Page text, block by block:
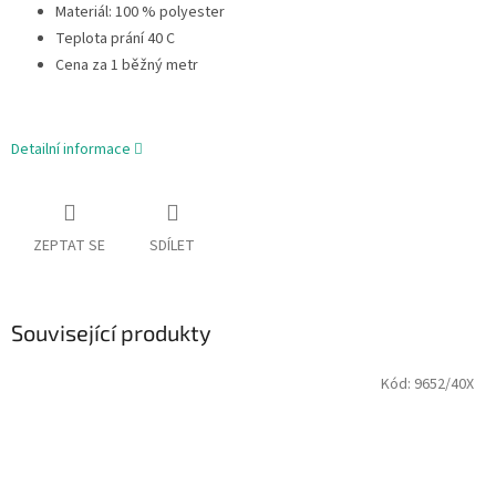
Materiál: 100 % polyester
Teplota prání 40 C
Cena za 1 běžný metr
Detailní informace
ZEPTAT SE SDÍLET
Související produkty
Kód: 9652/40X